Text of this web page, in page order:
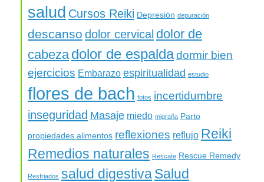
salud Cursos Reiki Depresión depuración
descanso dolor cervical dolor de
cabeza dolor de espaldadormir bien
ejercicios Embarazo espiritualidad estudio
flores de bach fotos incertidumbre
inseguridad Masaje miedo migraña Parto
propiedades alimentos reflexiones reflujo Reiki
Remedios naturales Rescate Rescue Remedy
Resfriados salud digestivaSalud